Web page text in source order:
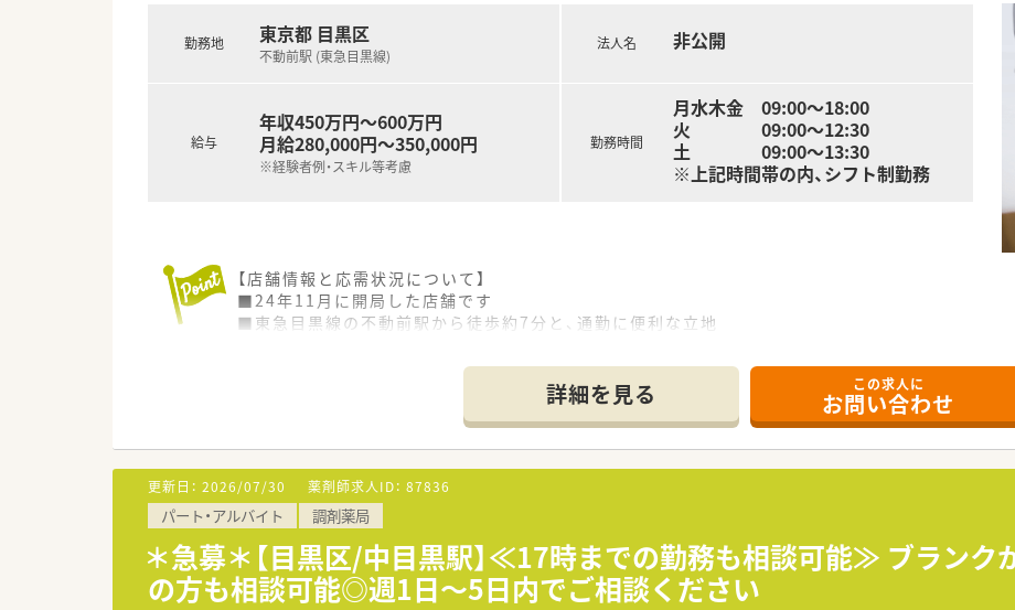
勤務地 東京都 目黒区
不動前駅 (東急目黒線)
給与
年収450万円～600万円
月給280,000円～350,000円
※経験者例・スキル等考慮
法人名 非公開
勤務時間
月水木金 09:00～18:00
火 09:00～12:30
土 09:00～13:30
※上記時間帯の内、シフト制勤務
【店舗情報と応需状況について】
■24年11月に開局した店舗です
■東急目黒線の不動前駅から徒歩約7分と、通勤に便利な立地
■事業拡大と都内での店舗展開に伴い、新たな仲間となってくださる方を募集しています。
■在宅医療に真剣に取り組み、チームワークを大切にしながら働ける方を求めています。
■未経験でも在宅医療に挑戦したいという、情熱と向上心のある方を歓迎いたします。
【こんな取り組みをしています】
■「看取り難民を無くす」という社会課題の解決に向け、個人在宅医療に特化しています。
■「ボランチ制度」を設け、2人1組で訪問するなど薬剤師の働きやすさを追求しています。
■管理栄養士による訪問栄養指導も行い、多角的なアプローチで患者様を支えています。
詳細を見る この求人に
お問い合わせ
更新日： 2026/07/30 薬剤師求人ID： 87836
パート・アルバイト 調剤薬局
＊急募＊【目黒区/中目黒駅】≪17時までの勤務も相談可能≫ ブランク
の方も相談可能◎週1日～5日内でご相談ください